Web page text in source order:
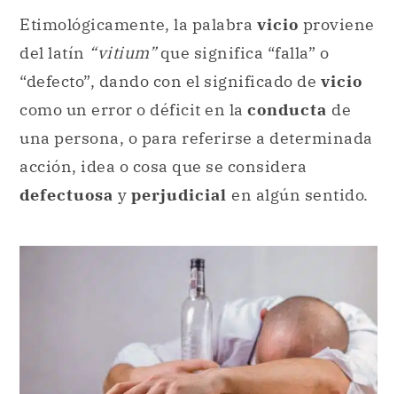
Etimológicamente, la palabra vicio proviene
del latín “vitium”que significa “falla” o
“defecto”, dando con el significado de vicio
como un error o déficit en la conducta de
una persona, o para referirse a determinada
acción, idea o cosa que se considera
defectuosa y perjudicial en algún sentido.